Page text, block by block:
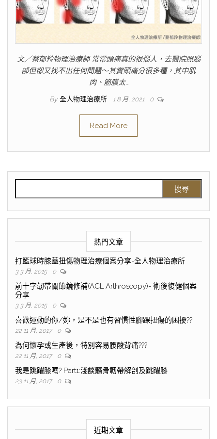
文／蔡郁羚物理治療師 常常頭痛真的很惱人，去醫院照腦
部但卻又找不出任何問題～其實頭痛分很多種，其中肌
肉、筋膜太…
By 全人物理治療所 1 8 月, 2021 0
Read More
熱門文章
打籃球時膝蓋扭傷物理治療個案分享-全人物理治療所
3 3 月, 2015 0
前十字韌帶關節鏡修補(ACL Arthroscopy)- 術後復健個案
分享
3 3 月, 2015 0
喜歡運動的你/妳，是不是也有習慣性腳踝扭傷的困擾??
22 11 月, 2017 0
為何懷孕或生產後，特別容易腰酸背痛???
22 11 月, 2017 0
我是跳躍膝嗎? Part1:淺談髕骨韌帶解剖及跳躍膝
23 11 月, 2017 0
近期文章